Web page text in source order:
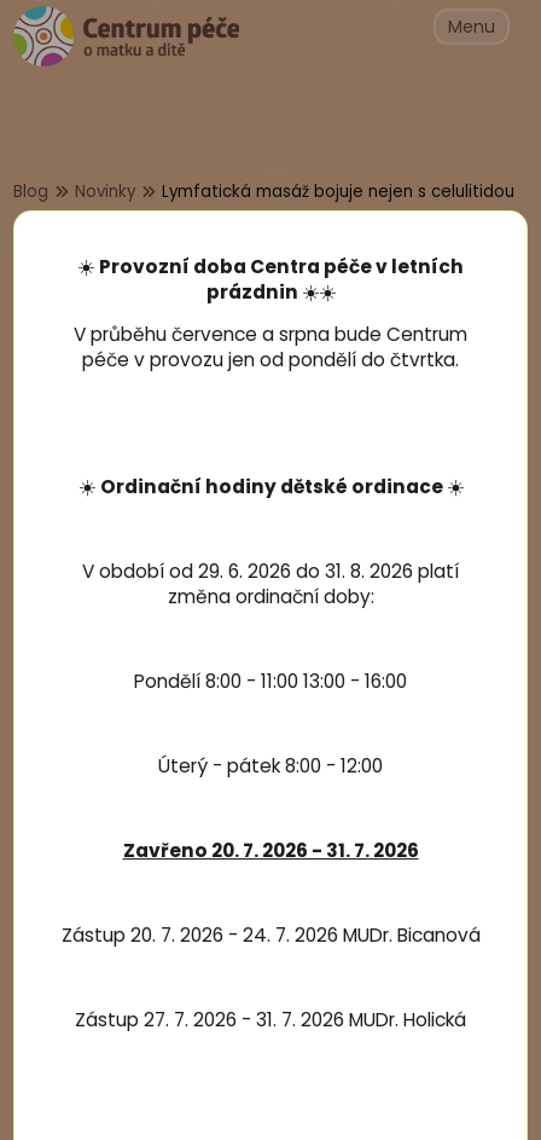
Menu
Blog Novinky Lymfatická masáž bojuje nejen s celulitidou
Lymfatická masáž bojuje nejen s
celulitidou
před 7 lety, 4. října 2019
Lymfatickou masáž považuje hodně lidí jen za kosmetický
systému. Odvádí z tkání odpadní produkty metabolismu,
škodlivé buňky a látky a vyčištěnou tekutinu vracejí zpět do
neproudí tak, jak má, má sklon stagnovat a celý systém
nefunguje.
☀️ Provozní doba Centra péče v letních
prázdnin ☀️☀️
V průběhu července a srpna bude Centrum
péče v provozu jen od pondělí do čtvrtka.
☀️ Ordinační hodiny dětské ordinace☀️
V období od 29. 6. 2026 do 31. 8. 2026 platí
změna ordinační doby:
Pondělí 8:00 - 11:00 13:00 - 16:00
Úterý - pátek 8:00 - 12:00
Zavřeno 20. 7. 2026 - 31. 7. 2026
Zástup 20. 7. 2026 - 24. 7. 2026 MUDr. Bicanová
Zástup 27. 7. 2026 - 31. 7. 2026 MUDr. Holická